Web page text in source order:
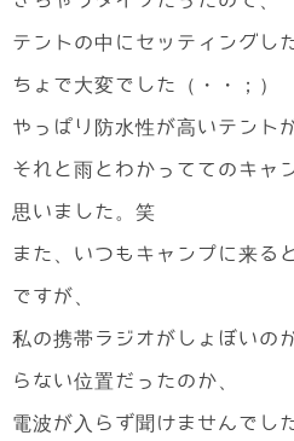
テントの中にセッティングし
ちょで大変でした（・・；）
やっぱり防水性が高いテント
それと雨とわかっててのキャ
思いました。笑
また、いつもキャンプに来る
ですが、
私の携帯ラジオがしょぼいの
らない位置だったのか、
電波が入らず聞けませんでし